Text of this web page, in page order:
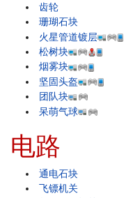
齿轮
珊瑚石块
火星管道镀层
松树块
烟雾块
坚固头盔
团队块
呆萌气球
电路
通电石块
飞镖机关